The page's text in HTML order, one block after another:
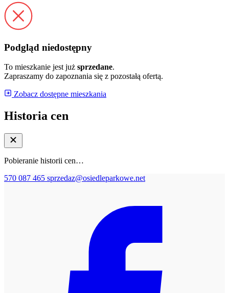
Podgląd niedostępny
To mieszkanie jest już sprzedane.
Zapraszamy do zapoznania się z pozostałą ofertą.
Zobacz dostępne mieszkania
Historia cen
Pobieranie historii cen…
570 087 465 sprzedaz@osiedleparkowe.net